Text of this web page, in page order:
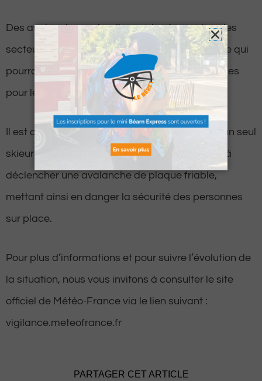
Des avalanches naturelles sont prévues dans les
secteurs routiers des cols d’Aspe et d’Ossau, ce qui
pourrait entraîner des perturbations significatives
pour les déplacements dans ces régions.
Il est crucial de noter que même le passage d’un seul
skieur dans une pente chargée pourrait suffire à
déclencher une avalanche de plaque friable,
mettant ainsi en danger la sécurité des personnes
sur place.
Pour plus d’informations et pour suivre l’évolution de
la situation, nous vous invitons à consulter le site
officiel de Météo-France via le lien suivant :
vigilance.meteofrance.fr
PARTAGER CET ARTICLE